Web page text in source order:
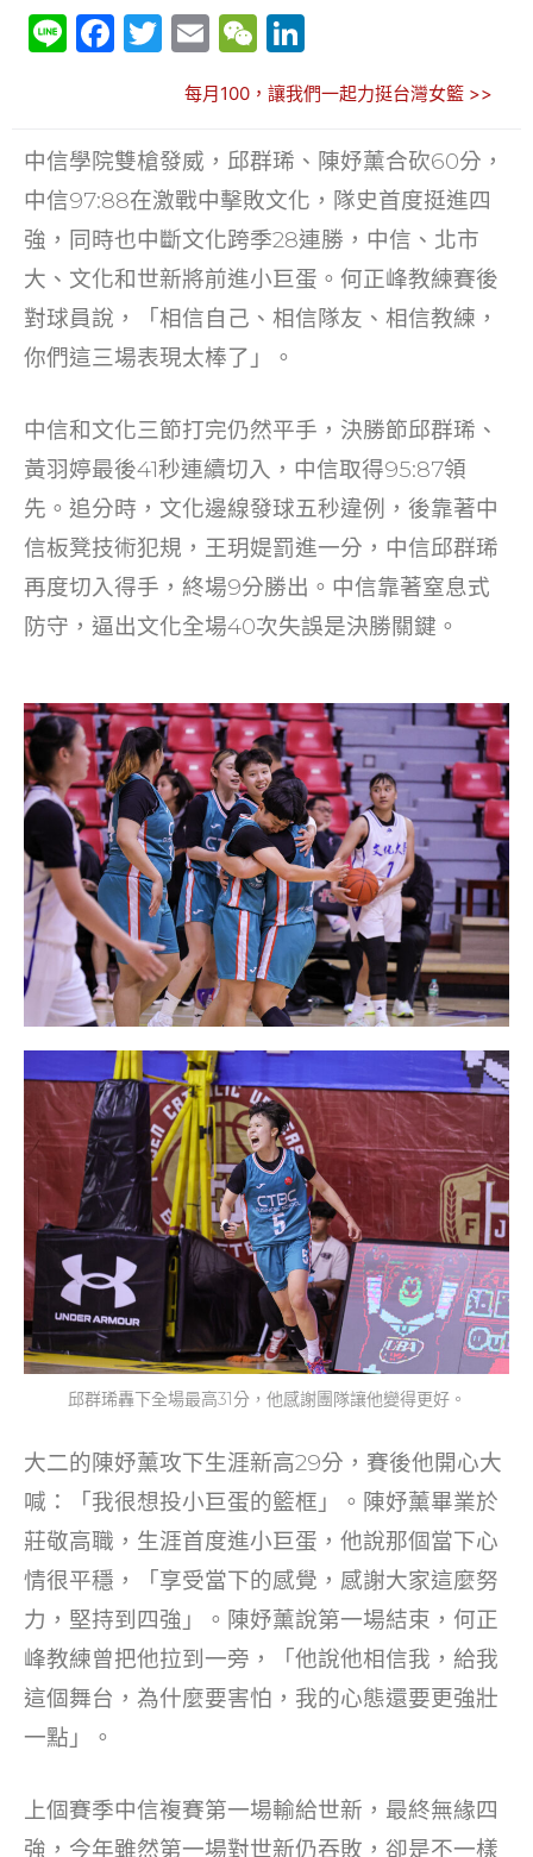
Li F
e
b
o
o
k
T
itt
er
E
ai
l
W
C
h
at
k
e
dI
n
每月100，讓我們一起力挺台灣女籃 >>
中信學院雙槍發威，邱群琋、陳妤薰合砍60分，
中信97:88在激戰中擊敗文化，隊史首度挺進四
強，同時也中斷文化跨季28連勝，中信、北市
大、文化和世新將前進小巨蛋。何正峰教練賽後
對球員說，「相信自己、相信隊友、相信教練，
你們這三場表現太棒了」。
中信和文化三節打完仍然平手，決勝節邱群琋、
黃羽婷最後41秒連續切入，中信取得95:87領
先。追分時，文化邊線發球五秒違例，後靠著中
信板凳技術犯規，王玥媞罰進一分，中信邱群琋
再度切入得手，終場9分勝出。中信靠著窒息式
防守，逼出文化全場40次失誤是決勝關鍵。
邱群琋轟下全場最高31分，他感謝團隊讓他變得更好。
大二的陳妤薰攻下生涯新高29分，賽後他開心大
喊：「我很想投小巨蛋的籃框」。陳妤薰畢業於
莊敬高職，生涯首度進小巨蛋，他說那個當下心
情很平穩，「享受當下的感覺，感謝大家這麼努
力，堅持到四強」。陳妤薰說第一場結束，何正
峰教練曾把他拉到一旁，「他說他相信我，給我
這個舞台，為什麼要害怕，我的心態還要更強壯
一點」。
上個賽季中信複賽第一場輸給世新，最終無緣四
強，今年雖然第一場對世新仍吞敗，卻是不一樣